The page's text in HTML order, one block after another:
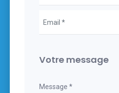
Votre message
Message *